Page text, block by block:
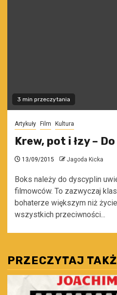
3 min przeczytania
Artykuły Film Kultura
Krew, pot i łzy –
13/09/2015 Jagoda Kicka
Boks należy do dyscyplin
filmowców. To zazwyczaj
bohaterze większym niż
wszystkich przeciwności...
PRZECZYTAJ